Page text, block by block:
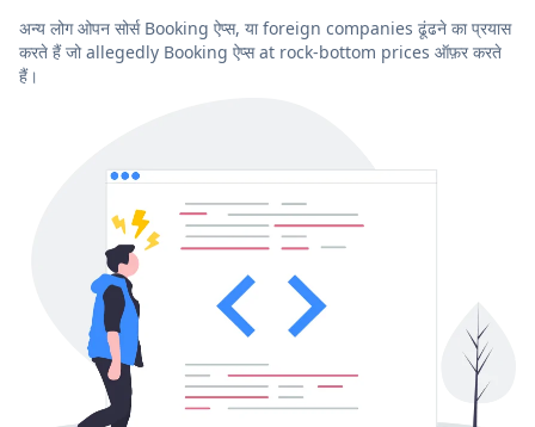
अन्य लोग ओपन सोर्स Booking ऐप्स, या foreign companies ढूंढने का प्रयास
करते हैं जो allegedly Booking ऐप्स at rock-bottom prices ऑफ़र करते
हैं।